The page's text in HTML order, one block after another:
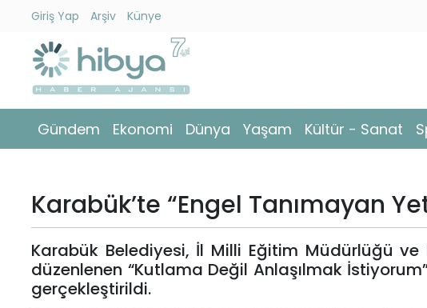
Giriş Yap Arşiv Künye
Gündem Ekonomi Dünya Yaşam Kültür - Sanat
Gündem
Ekonomi
Yaşam
Kültür
Sanat
Karabük’te “Engel Tanımayan
Karabük Belediyesi, İl Milli Eğitim Müdürlüğü
düzenlenen “Kutlama Değil Anlaşılmak
gerçekleştirildi.